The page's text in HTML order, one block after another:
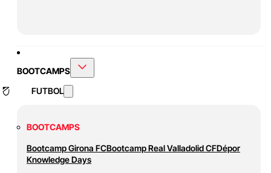
BOOTCAMPS
FUTBOL
BOOTCAMPS
Bootcamp Girona FCBootcamp Real Valladolid CFDépor
Knowledge Days